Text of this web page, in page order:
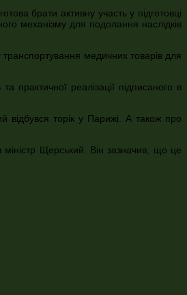
брати активну участь у підготовці
механізму для подолання наслідків
медичних товарів для
реалізації підписаного в
відбувся торік у Парижі. А також про
міністр Щерський. Він зазначив, що це